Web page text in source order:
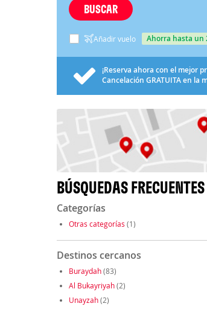
BUSCAR
Añadir vuelo ahorra hasta un
¡Reserva ahora con el mejor
Cancelación GRATUITAen la
BÚSQUEDAS
Categorías
Otras categorías (1)
Destinos cercanos
Buraydah(83)
Al Bukayriyah(2)
Unayzah(2)